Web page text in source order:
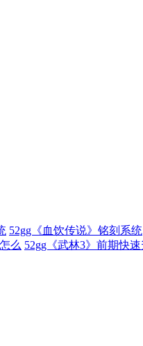
52gg《血饮传说》铭刻系统
么 52gg《武林3》前期快